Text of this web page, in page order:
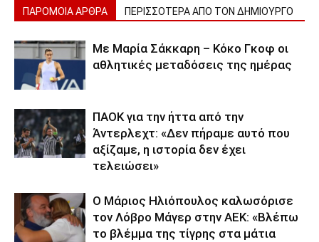
ΠΑΡΟΜΟΙΑ ΑΡΘΡΑ ΠΕΡΙΣΣΟΤΕΡΑ ΑΠΟ ΤΟΝ ΔΗΜΙΟΥΡΓΟ
Με Μαρία Σάκκαρη – Κόκο Γκοφ οι
αθλητικές μεταδόσεις της ημέρας
ΠΑΟΚ για την ήττα από την
Άντερλεχτ: «Δεν πήραμε αυτό που
αξίζαμε, η ιστορία δεν έχει
τελειώσει»
Ο Μάριος Ηλιόπουλος καλωσόρισε
τον Λόβρο Μάγερ στην ΑΕΚ: «Βλέπω
το βλέμμα της τίγρης στα μάτια